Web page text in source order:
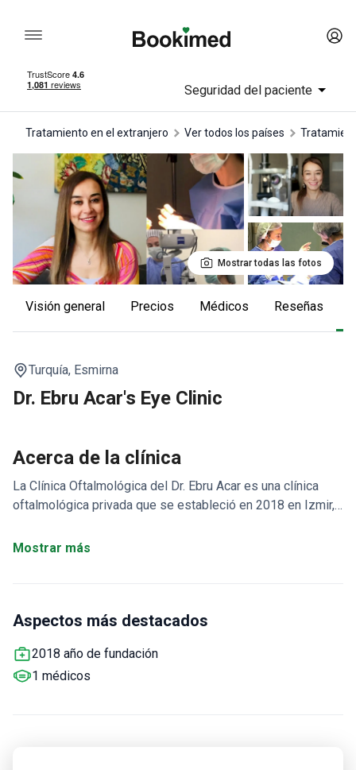
Seguridad del paciente
Tratamiento en el extranjero Ver todos los países
Mostrar todas las fotos
Visión general Precios Médicos reseñas
Turquía, Esmirna
Dr. Ebru Acar's Eye Clinic
Acerca de la clínica
La Clínica Oftalmológica del Dr. Ebru Acar es una clínica
oftalmológica privada que se estableció en 2018 en Izmir,
con más de 20 años de experiencia. La especialidad clave
instalación ha sido elegida por pacientes de Alemania,
Árabes Unidos, Francia, Bélgica. Según los datos de la
clínica, con 100% de satisfacción del paciente.
Mostrar más
Aspectos más destacados
2018 año de fundación
1 médicos